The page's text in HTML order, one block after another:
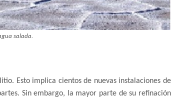
salada.
Esto implica cientos de nuevas instalaciones de
Sin embargo, la mayor parte de su refinación